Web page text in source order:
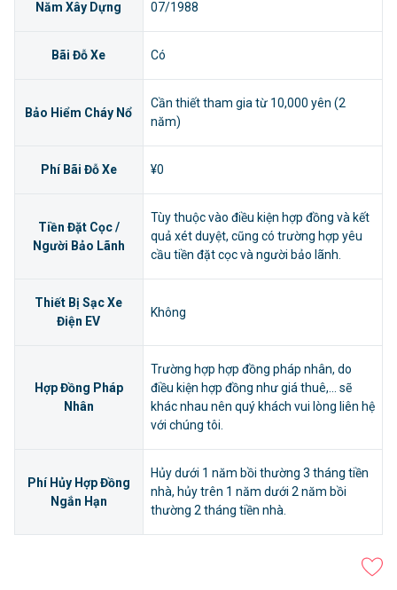
Năm Xây Dựng 07/1988
Bãi Đỗ Xe Có
Bảo Hiểm Cháy Nổ
Cần thiết tham gia từ 10,000 yên (2
năm)
Phí Bãi Đỗ Xe ¥0
Tiền Đặt Cọc /
Người Bảo Lãnh
Tùy thuộc vào điều kiện hợp đồng và kết
quả xét duyệt, cũng có trường hợp yêu
cầu tiền đặt cọc và người bảo lãnh.
Thiết Bị Sạc Xe
Điện EV
Không
Hợp Đồng Pháp
Nhân
Trường hợp hợp đồng pháp nhân, do
điều kiện hợp đồng như giá thuê,... sẽ
khác nhau nên quý khách vui lòng liên hệ
với chúng tôi.
Phí Hủy Hợp Đồng
Ngắn Hạn
Hủy dưới 1 năm bồi thường 3 tháng tiền
nhà, hủy trên 1 năm dưới 2 năm bồi
thường 2 tháng tiền nhà.